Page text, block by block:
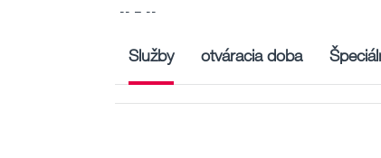
-- – --
Služby otváracia doba